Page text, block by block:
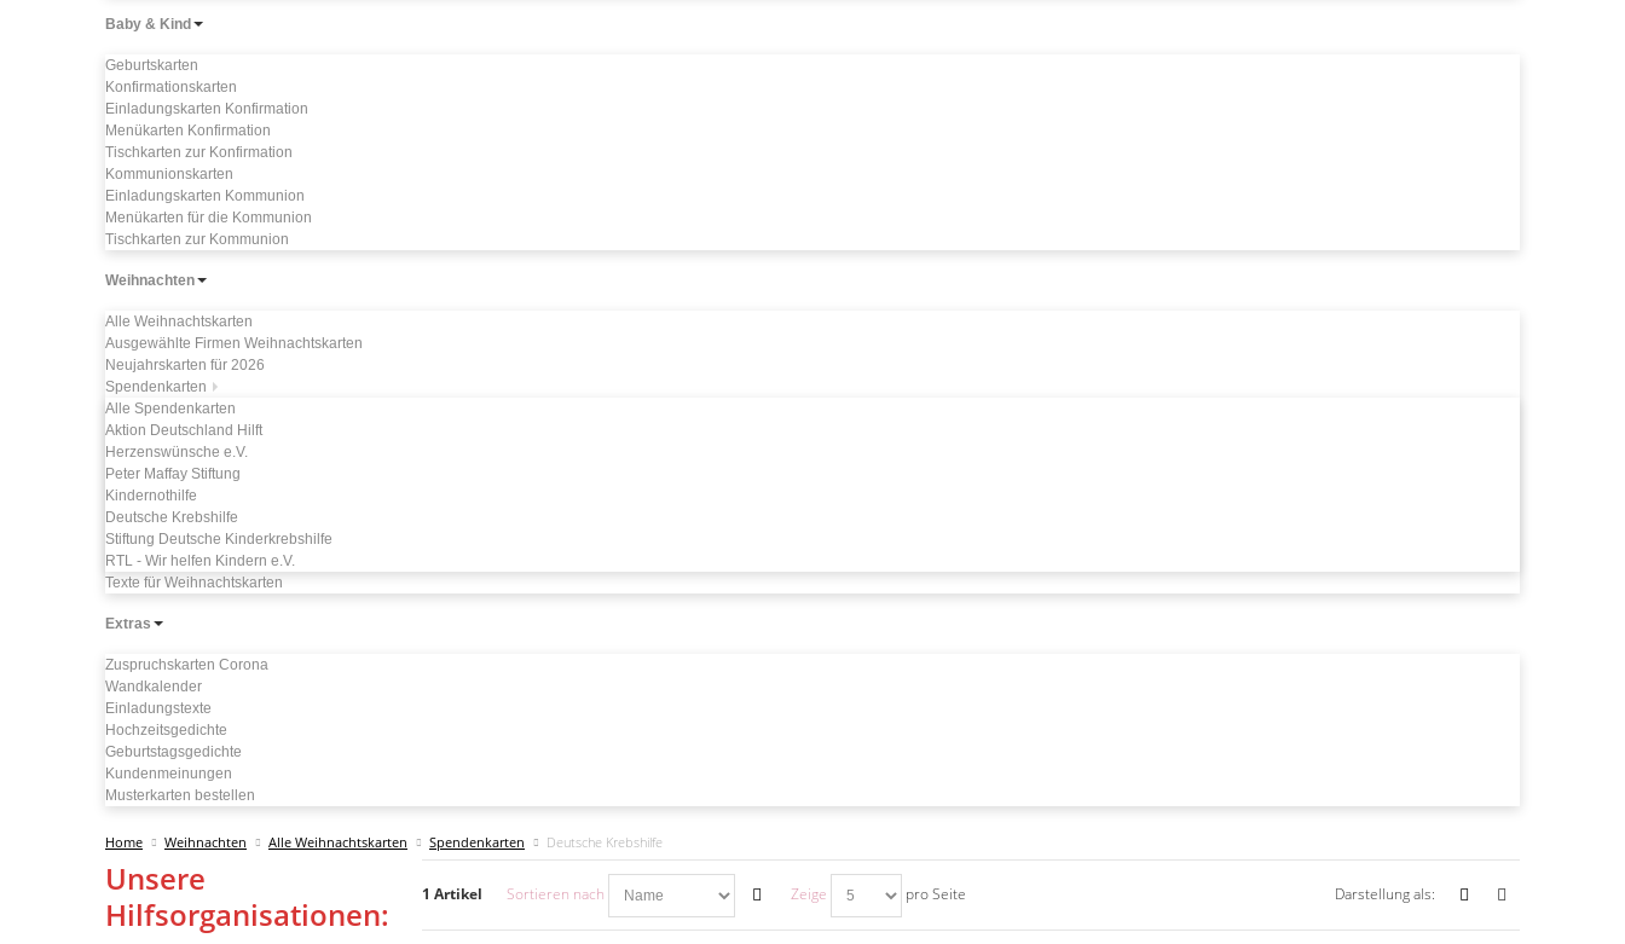
Baby & Kind
Geburtskarten
Konfirmationskarten
Einladungskarten Konfirmation
Menükarten Konfirmation
Tischkarten zur Konfirmation
Kommunionskarten
Einladungskarten Kommunion
Menükarten für die Kommunion
Tischkarten zur Kommunion
Weihnachten
Alle Weihnachtskarten
Ausgewählte Firmen Weihnachtskarten
Neujahrskarten für 2026
Spendenkarten
Alle Spendenkarten
Aktion Deutschland Hilft
Herzenswünsche e.V.
Peter Maffay Stiftung
Kindernothilfe
Deutsche Krebshilfe
Stiftung Deutsche Kinderkrebshilfe
RTL - Wir helfen Kindern e.V.
Texte für Weihnachtskarten
Extras
Zuspruchskarten Corona
Wandkalender
Einladungstexte
Hochzeitsgedichte
Geburtstagsgedichte
Kundenmeinungen
Musterkarten bestellen
Home Weihnachten Alle Weihnachtskarten Spendenkarten Deutsche Krebshilfe
1 Artikel Sortieren nach Zeige pro Seite Darstellung als:
Unsere
Hilfsorganisationen: